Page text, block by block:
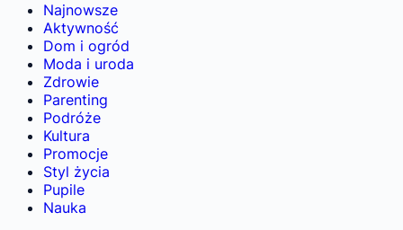
Najnowsze
Aktywność
Dom i ogród
Moda i uroda
Zdrowie
Parenting
Podróże
Kultura
Promocje
Styl życia
Pupile
Nauka